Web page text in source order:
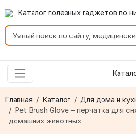
Каталог полезных гаджетов по
Главная Каталог
Для дома и
Pet Brush Glove – перчатка для
домашних животных